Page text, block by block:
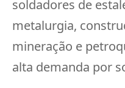
soldadores de
metalurgia,
mineração e
alta demanda por